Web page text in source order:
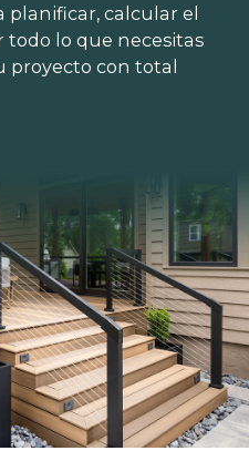
planificar, calcular el
lo que necesitas
proyecto con total